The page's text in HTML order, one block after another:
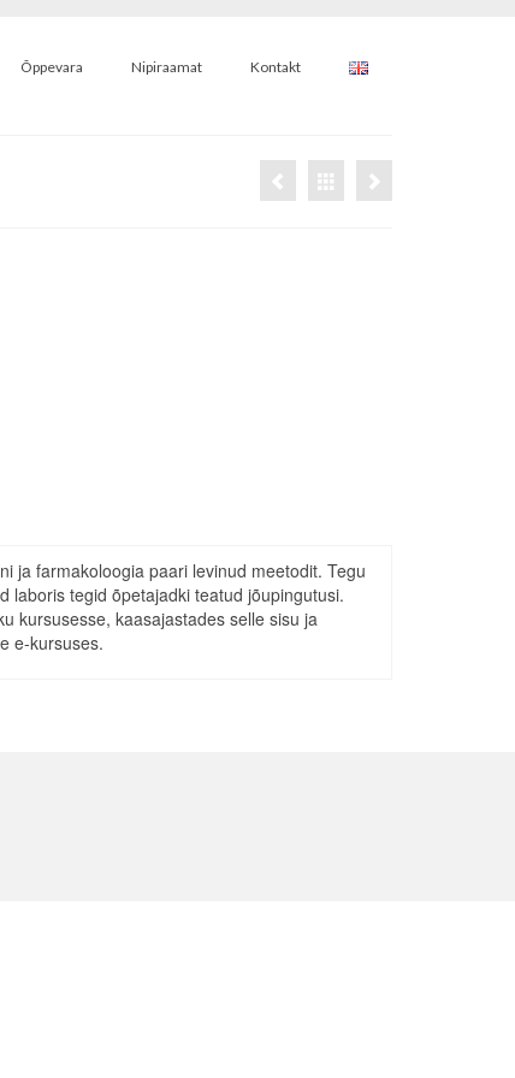
Õppevara Nipiraamat Kontakt
ja farmakoloogia paari levinud meetodit. Tegu
laboris tegid õpetajadki teatud jõupingutusi.
kursusesse, kaasajastades selle sisu ja
e-kursuses.